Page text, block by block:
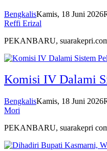
BengkalisKamis, 18 Juni 2026
Reffi Erizal
PEKANBARU,
Komisi IV Dalami
BengkalisKamis, 18 Juni 2026
Mori
PEKANBARU, suarakepri